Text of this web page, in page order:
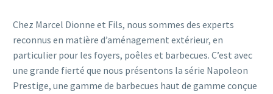
Chez Marcel Dionne et Fils, nous sommes des experts
reconnus en matière d’aménagement extérieur, en
particulier pour les foyers, poêles et barbecues. C’est avec
une grande fierté que nous présentons la série Napoleon
Prestige, une gamme de barbecues haut de gamme conçue